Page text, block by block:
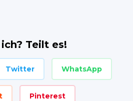
Teilt es!
Twitter WhatsApp
Pinterest